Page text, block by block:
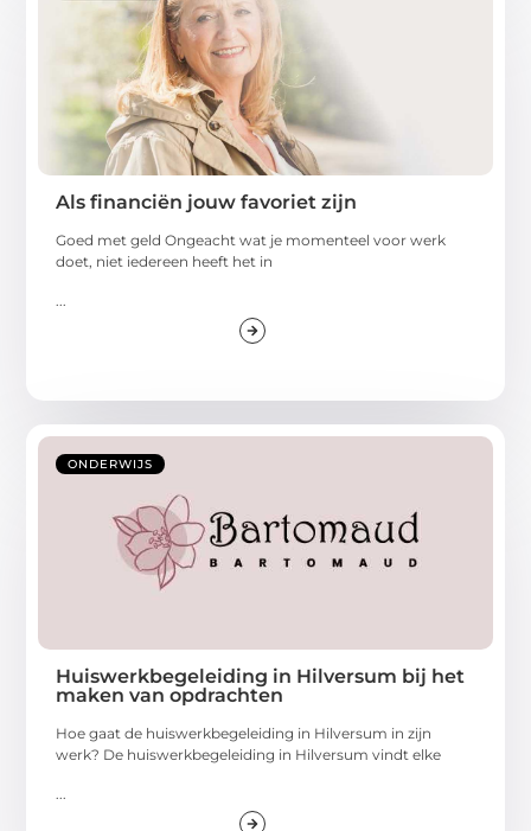
Als financiën jouw favoriet zijn
Goed met geld Ongeacht wat je momenteel voor werk
doet, niet iedereen heeft het in
ONDERWIJS
Huiswerkbegeleiding in Hilversum bij het
maken van opdrachten
Hoe gaat de huiswerkbegeleiding in Hilversum in zijn
werk? De huiswerkbegeleiding in Hilversum vindt elke